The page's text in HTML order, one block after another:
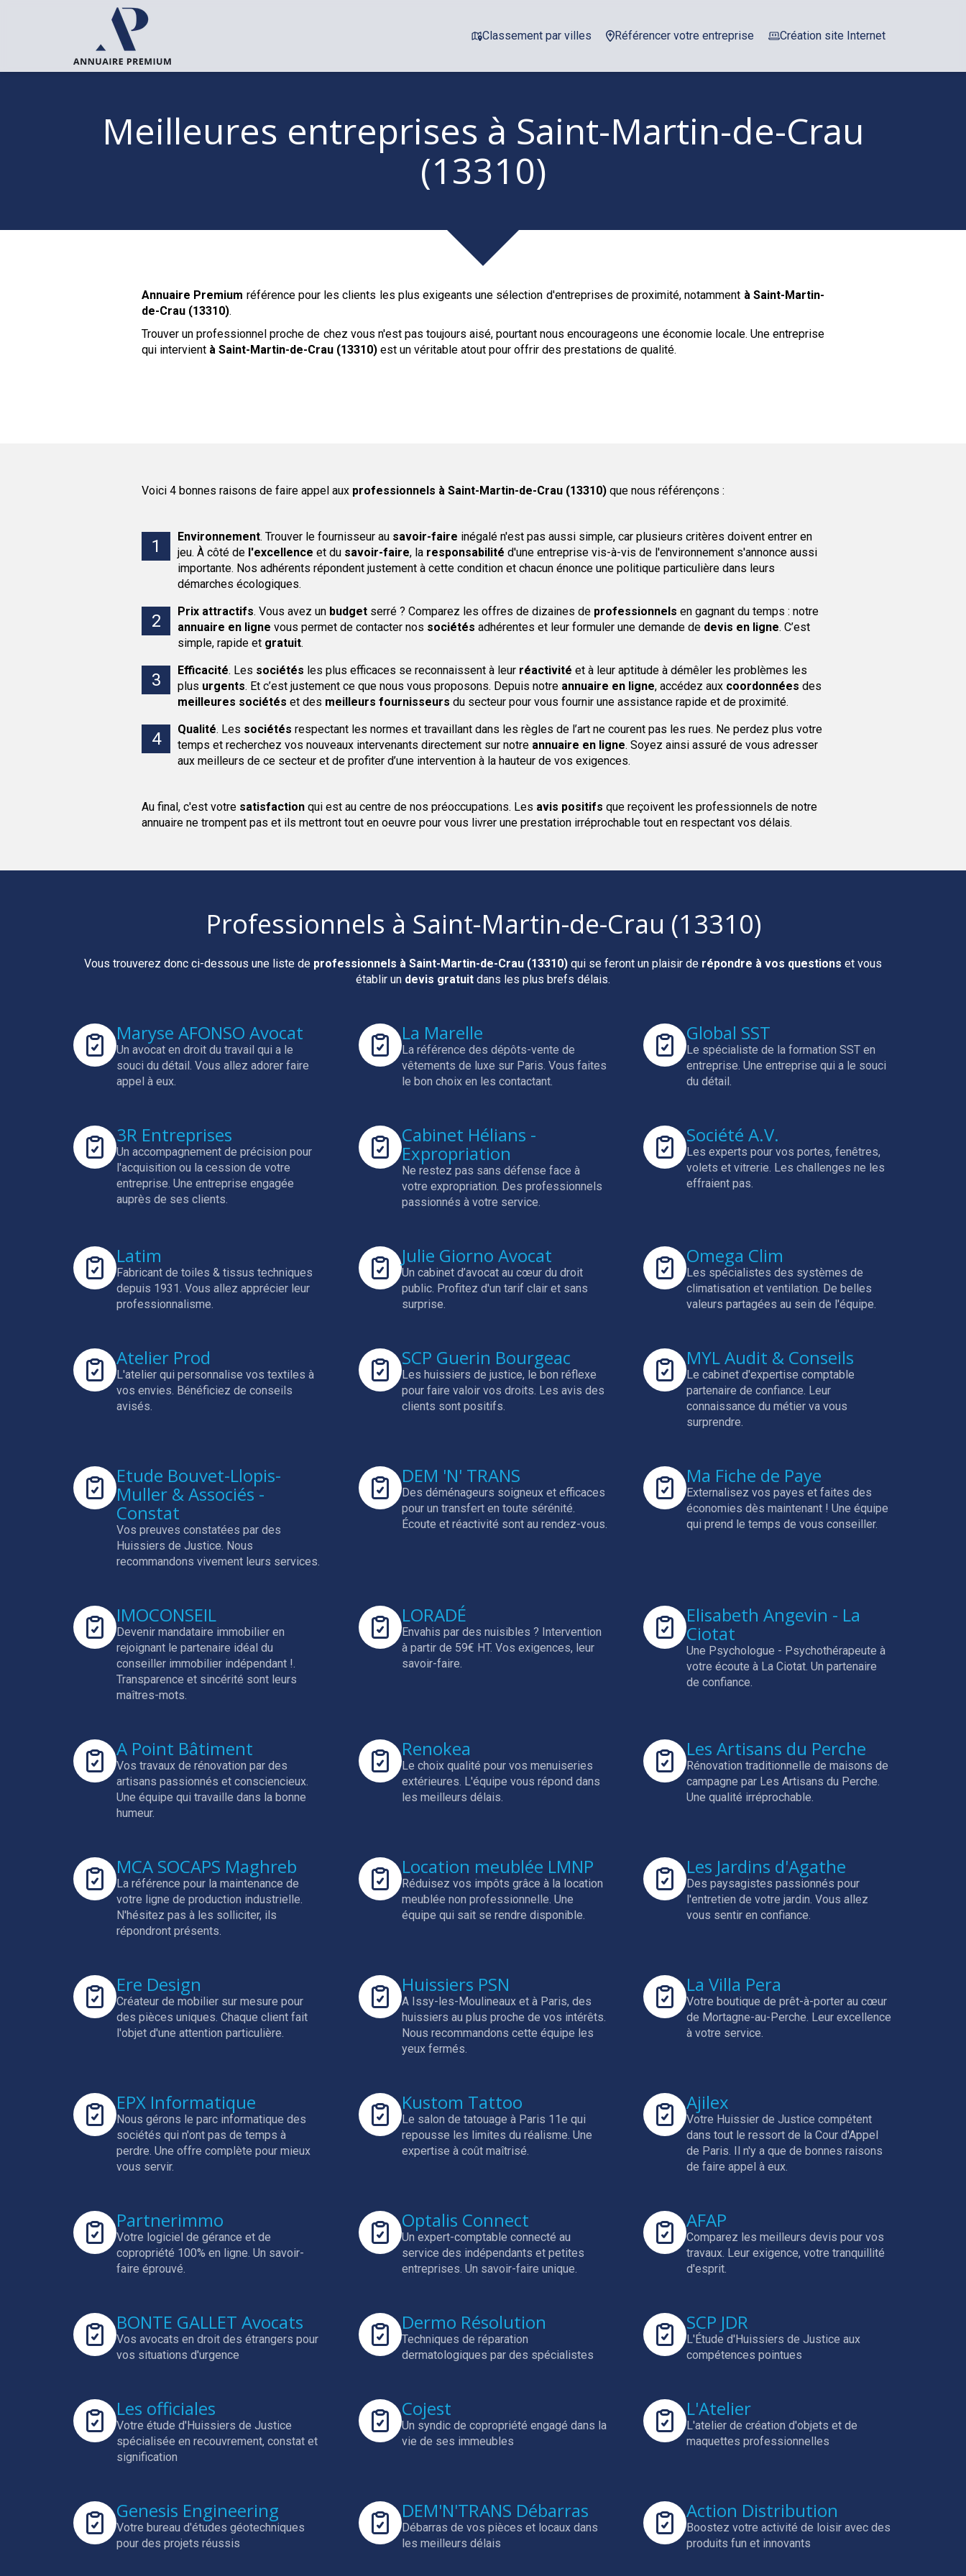
Classement par villes Référencer votre entreprise Création site Internet
Meilleures entreprises à Saint-Martin-de-Crau
(13310)
Annuaire Premium référence pour les clients les plus exigeants une sélection d'entreprises de proximité, notamment à Saint-Martin-
de-Crau (13310).
Trouver un professionnel proche de chez vous n'est pas toujours aisé, pourtant nous encourageons une économie locale. Une entreprise
qui intervient à Saint-Martin-de-Crau (13310) est un véritable atout pour offrir des prestations de qualité.
Voici 4 bonnes raisons de faire appel aux professionnels à Saint-Martin-de-Crau (13310) que nous référençons :
Environnement.Trouver le fournisseur au savoir-faire inégalé n'est pas aussi simple, car plusieurs critères doivent entrer en
jeu. À côté de l'excellence et du savoir-faire, la responsabilité d'une entreprise vis-à-vis de l'environnement s'annonce aussi
importante. Nos adhérents répondent justement à cette condition et chacun énonce une politique particulière dans leurs
démarches écologiques.
Prix attractifs.Vous avez un budget serré ? Comparez les offres de dizaines de professionnels en gagnant du temps : notre
annuaire en ligne vous permet de contacter nos sociétés adhérentes et leur formuler une demande de devis en ligne. C’est
simple, rapide et gratuit.
Efficacité. Les sociétés les plus efficaces se reconnaissent à leur réactivité et à leur aptitude à démêler les problèmes les
plus urgents. Et c’est justement ce que nous vous proposons. Depuis notre annuaire en ligne, accédez aux coordonnées des
meilleures sociétés et des meilleurs fournisseurs du secteur pour vous fournir une assistance rapide et de proximité.
Qualité. Les sociétés respectant les normes et travaillant dans les règles de l’art ne courent pas les rues. Ne perdez plus votre
temps et recherchez vos nouveaux intervenants directement sur notre annuaire en ligne. Soyez ainsi assuré de vous adresser
aux meilleurs de ce secteur et de profiter d’une intervention à la hauteur de vos exigences.
Au final, c'est votre satisfactionqui est au centre de nos préoccupations. Les avis positifs que reçoivent les professionnels de notre
annuaire ne trompent pas et ils mettront tout en oeuvre pour vous livrer une prestation irréprochable tout en respectant vos délais.
Professionnels à Saint-Martin-de-Crau (13310)
Vous trouverez donc ci-dessous une liste de professionnels à Saint-Martin-de-Crau (13310) qui se feront un plaisir de répondre à vos questions et vous
établir un devis gratuit dans les plus brefs délais.
Maryse AFONSO Avocat
Un avocat en droit du travail qui a le
souci du détail. Vous allez adorer faire
appel à eux.
La Marelle
La référence des dépôts-vente de
vêtements de luxe sur Paris. Vous faites
le bon choix en les contactant.
Global SST
Le spécialiste de la formation SST en
entreprise.Une entreprise qui a le souci
du détail.
3R Entreprises
Un accompagnement de précision pour
l'acquisition ou la cession de votre
entreprise. Une entreprise engagée
auprès de ses clients.
Cabinet Hélians -
Expropriation
Ne restez pas sans défense face à
votre expropriation. Des professionnels
passionnés à votre service.
Société A.V.
Les experts pour vos portes, fenêtres,
volets et vitrerie. Les challenges ne les
effraient pas.
Latim
Fabricant de toiles & tissus techniques
depuis 1931. Vous allez apprécier leur
professionnalisme.
Julie Giorno Avocat
Un cabinet d’avocat au cœur du droit
public. Profitez d'un tarif clair et sans
surprise.
Omega Clim
Les spécialistes des systèmes de
climatisation et ventilation. De belles
valeurs partagées au sein de l'équipe.
Atelier Prod
L'atelier qui personnalise vos textiles à
vos envies. Bénéficiez de conseils
avisés.
SCP Guerin Bourgeac
Les huissiers de justice, le bon réflexe
pour faire valoir vos droits. Les avis des
clients sont positifs.
MYL Audit & Conseils
Le cabinet d'expertise comptable
partenaire de confiance. Leur
connaissance du métier va vous
surprendre.
Etude Bouvet-Llopis-
Muller & Associés -
Constat
Vos preuves constatées par des
Huissiers de Justice. Nous
recommandons vivement leurs services.
DEM 'N' TRANS
Des déménageurs soigneux et efficaces
pour un transfert en toute sérénité.
Écoute et réactivité sont au rendez-vous.
Ma Fiche de Paye
Externalisez vos payes et faites des
économies dès maintenant !Une équipe
qui prend le temps de vous conseiller.
IMOCONSEIL
Devenir mandataire immobilier en
rejoignant le partenaire idéal du
conseiller immobilier indépendant !.
Transparence et sincérité sont leurs
maîtres-mots.
LORADÉ
Envahis par des nuisibles ? Intervention
à partir de 59€ HT. Vos exigences, leur
savoir-faire.
Elisabeth Angevin - La
Ciotat
Une Psychologue - Psychothérapeute à
votre écoute à La Ciotat.Un partenaire
de confiance.
A Point Bâtiment
Vos travaux de rénovation par des
artisans passionnés et consciencieux.
Une équipe qui travaille dans la bonne
humeur.
Renokea
Le choix qualité pour vos menuiseries
extérieures. L'équipe vous répond dans
les meilleurs délais.
Les Artisans du Perche
Rénovation traditionnelle de maisons de
campagne par Les Artisans du Perche.
Une qualité irréprochable.
MCA SOCAPS Maghreb
La référence pour la maintenance de
votre ligne de production industrielle.
N'hésitez pas à les solliciter, ils
répondront présents.
Location meublée LMNP
Réduisez vos impôts grâce à la location
meublée non professionnelle. Une
équipe qui sait se rendre disponible.
Les Jardins d'Agathe
Des paysagistes passionnés pour
l'entretien de votre jardin.Vous allez
vous sentir en confiance.
Ere Design
Créateur de mobilier sur mesure pour
des pièces uniques. Chaque client fait
l'objet d'une attention particulière.
Huissiers PSN
A Issy-les-Moulineaux et à Paris, des
huissiers au plus proche de vos intérêts.
Nous recommandons cette équipe les
yeux fermés.
La Villa Pera
Votre boutique de prêt-à-porter au cœur
de Mortagne-au-Perche. Leur excellence
à votre service.
EPX Informatique
Nous gérons le parc informatique des
sociétés qui n'ont pas de temps à
perdre. Une offre complète pour mieux
vous servir.
Kustom Tattoo
Le salon de tatouage à Paris 11e qui
repousse les limites du réalisme. Une
expertise à coût maîtrisé.
Ajilex
Votre Huissier de Justice compétent
dans tout le ressort de la Cour d'Appel
de Paris. Il n'y a que de bonnes raisons
de faire appel à eux.
Partnerimmo
Votre logiciel de gérance et de
copropriété 100% en ligne. Un savoir-
faire éprouvé.
Optalis Connect
Un expert-comptable connecté au
service des indépendants et petites
entreprises. Un savoir-faire unique.
AFAP
Comparez les meilleurs devis pour vos
travaux. Leur exigence, votre tranquillité
d'esprit.
BONTE GALLET Avocats
Vos avocats en droit des étrangers pour
vos situations d'urgence
Dermo Résolution
Techniques de réparation
dermatologiques par des spécialistes
SCP JDR
L'Étude d'Huissiers de Justice aux
compétences pointues
Les officiales
Votre étude d'Huissiers de Justice
spécialisée en recouvrement, constat et
signification
Cojest
Un syndic de copropriété engagé dans la
vie de ses immeubles
L'Atelier
L'atelier de création d'objets et de
maquettes professionnelles
Genesis Engineering
Votre bureau d'études géotechniques
pour des projets réussis
DEM'N'TRANS Débarras
Débarras de vos pièces et locaux dans
les meilleurs délais
Action Distribution
Boostez votre activité de loisir avec des
produits fun et innovants